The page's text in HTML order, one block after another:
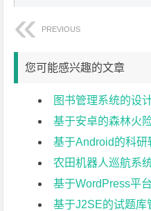
PREVIOUS
您可能感兴趣的文章
图书管理系统的设
基于安卓的森林火险
基于Android的科
农田机器人巡航系统设
基于WordPress平
基于J2SE的试题库